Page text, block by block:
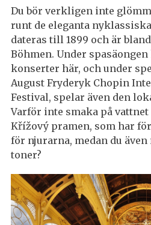
Du bör verkligen inte
runt de eleganta
dateras till 1899 och är
Böhmen. Under
konserter här, och under
August Fryderyk Chopin
Festival, spelar även den
Varför inte smaka på
Křížový pramen, som har
för njurarna, medan du
toner?